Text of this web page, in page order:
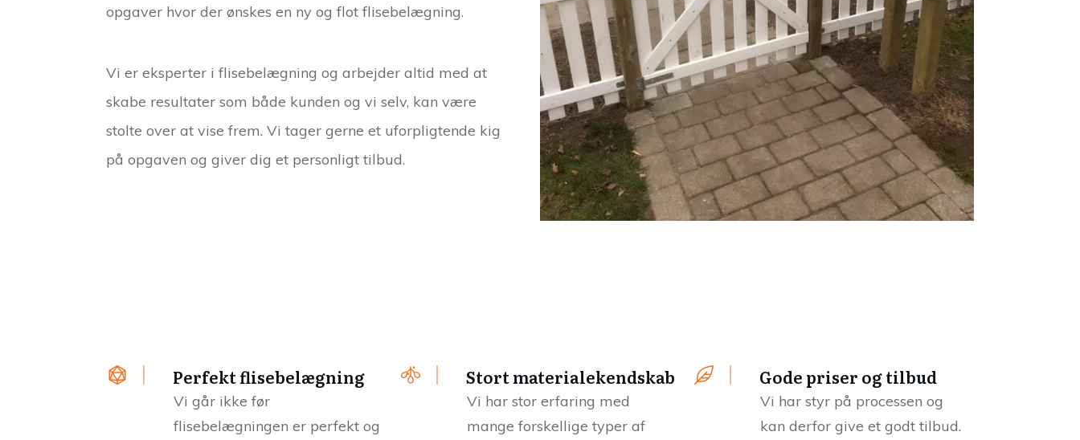
opgaver hvor der ønskes en ny og flot flisebelægning.
Vi er eksperter i flisebelægning og arbejder altid med at
skabe resultater som både kunden og vi selv, kan være
stolte over at vise frem. Vi tager gerne et uforpligtende kig
på opgaven og giver dig et personligt tilbud.
Perfekt flisebelægning
Vi går ikke før
flisebelægningen er perfekt og
Stort materialekendskab
Vi har stor erfaring med
mange forskellige typer af
Gode priser og tilbud
Vi har styr på processen og
kan derfor give et godt tilbud.